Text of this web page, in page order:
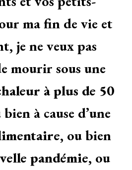
ma fin de vie et
je ne veux pas
mourir sous une
à plus de 50
à cause d’une
, ou bien
pandémie, ou